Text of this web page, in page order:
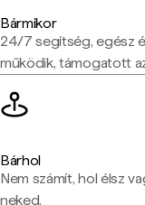
Bármikor
24/7 segítség, egész
működik, támogatott
Bárhol
Nem számít, hol élsz
neked.